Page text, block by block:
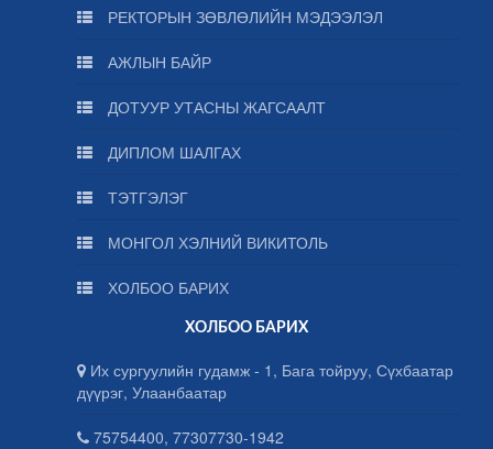
РЕКТОРЫН ЗӨВЛӨЛИЙН МЭДЭЭЛЭЛ
АЖЛЫН БАЙР
ДОТУУР УТАСНЫ ЖАГСААЛТ
ДИПЛОМ ШАЛГАХ
ТЭТГЭЛЭГ
МОНГОЛ ХЭЛНИЙ ВИКИТОЛЬ
ХОЛБОО БАРИХ
ХОЛБОО БАРИХ
Их сургуулийн гудамж - 1, Бага тойруу, Сүхбаатар
дүүрэг, Улаанбаатар
75754400, 77307730-1942